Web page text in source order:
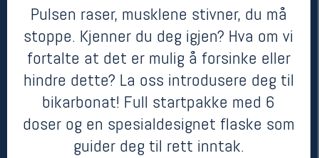
Pulsen raser, musklene stivner, du må
stoppe. Kjenner du deg igjen? Hva om vi
fortalte at det er mulig å forsinke eller
hindre dette? La oss introdusere deg til
bikarbonat! Full startpakke med 6
doser og en spesialdesignet flaske som
guider deg til rett inntak.
kr 899